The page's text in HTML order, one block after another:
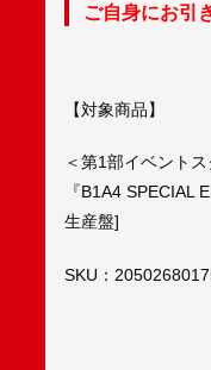
ご自身にお引
【対象商品】
＜第1部イベント
『B1A4 SPECIAL
生産盤]
SKU：